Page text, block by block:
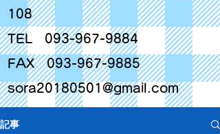
108
TEL
093-967-9884
FAX093-967-9885
sora20180501@gmail.com
記事